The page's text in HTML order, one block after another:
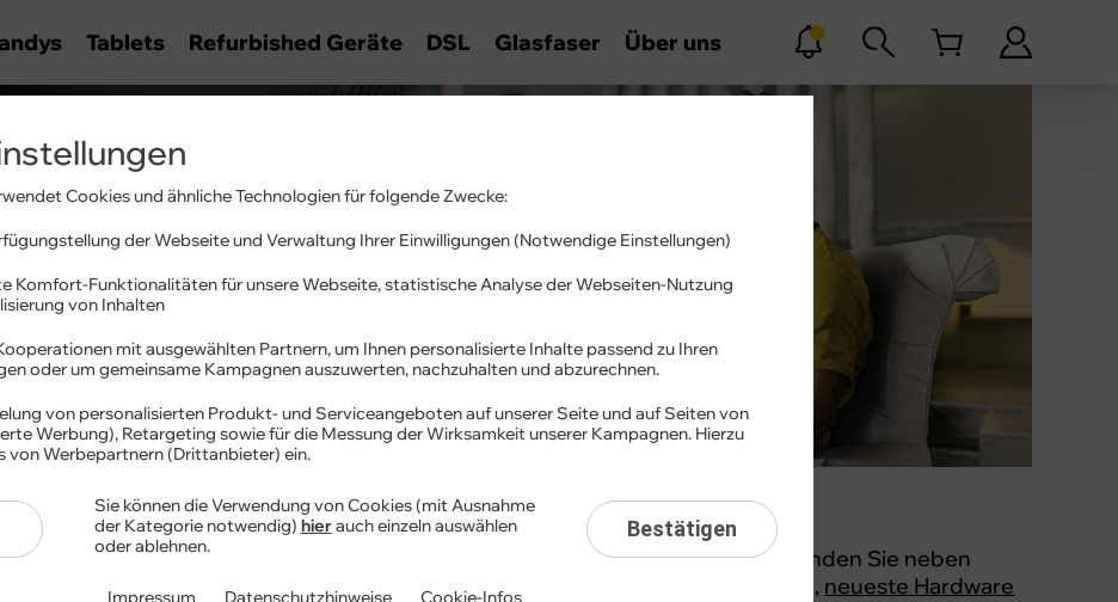
Tablets Refurbished Geräte DSL Glasfaser Über uns
Limit!
und unterwegs
­vorteile
von attraktiven Angeboten für die ganze Familie! In unserer Servicewelt finden Sie neben
oder Ihren Partner, die Familie oder für Sie selbst, preiswerte DSL-Angebote, neueste Hardware
Cookies und ähnliche Technologien für folgende Zwecke:
der Webseite und Verwaltung Ihrer Einwilligungen (Notwendige Einstellungen)
Komfort-Funktionalitäten für unsere Webseite, statistische Analyse der Webseiten-Nutzung
von Inhalten
mit ausgewählten Partnern, um Ihnen personalisierte Inhalte passend zu Ihren
oder um gemeinsame Kampagnen auszuwerten, nachzuhalten und abzurechnen.
von personalisierten Produkt- und Serviceangeboten auf unserer Seite und auf Seiten von
Werbung), Retargeting sowie für die Messung der Wirksamkeit unserer Kampagnen. Hierzu
von Werbepartnern (Drittanbieter) ein.
Sie können die Verwendung von Cookies (mit Ausnahme
der Kategorie notwendig) hierauch einzeln auswählen
oder ablehnen.
Bestätigen
Impressum Datenschutzhinweise Cookie-Infos